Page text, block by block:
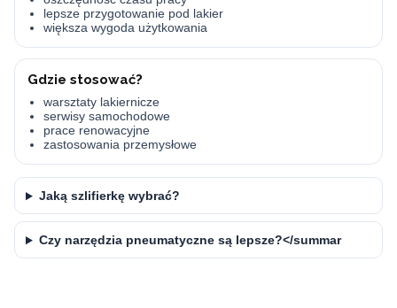
lepsze przygotowanie pod lakier
większa wygoda użytkowania
Gdzie stosować?
warsztaty lakiernicze
serwisy samochodowe
prace renowacyjne
zastosowania przemysłowe
Jaką szlifierkę wybrać?
Czy narzędzia pneumatyczne są lepsze?</summar